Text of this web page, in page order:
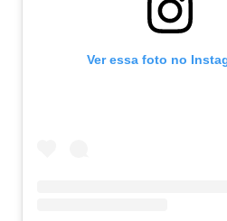
Ver essa foto no